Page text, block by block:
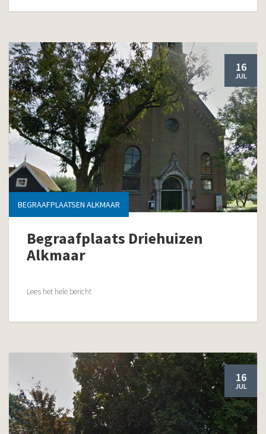
16
JUL
BEGRAAFPLAATSEN ALKMAAR
Begraafplaats Driehuizen
Alkmaar
Lees het hele bericht
16
JUL